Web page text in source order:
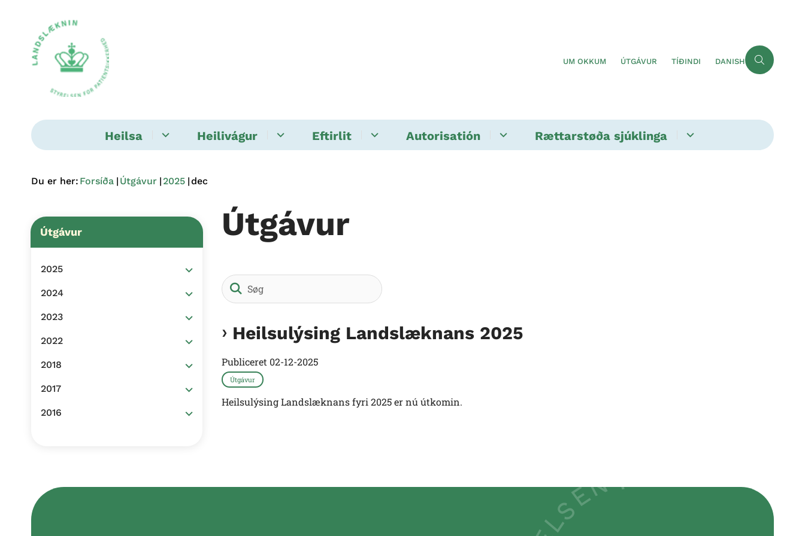
UM OKKUM ÚTGÁVUR TÍÐINDI DANISH
Heilsa Heilivágur Eftirlit Autorisatión Rættarstøða sjúklinga
Du er her: Forsíða Útgávur 2025 dec
Útgávur
2025
2024
2023
2022
2018
2017
2016
Útgávur
Heilsulýsing Landslæknans 2025
Publiceret 02-12-2025
Útgávur
Heilsulýsing Landslæknans fyri 2025 er nú útkomin.